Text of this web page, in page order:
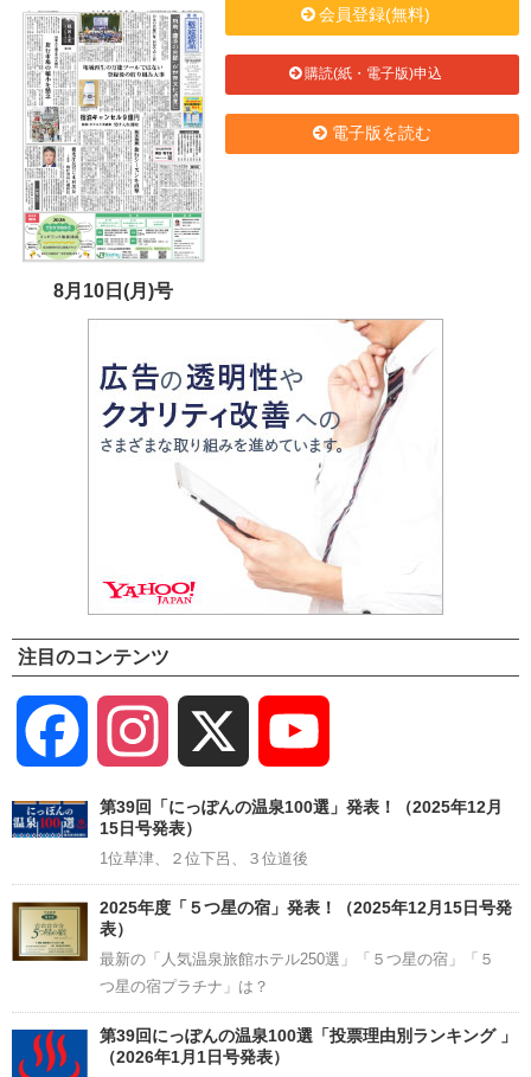
8月10日(月)号
会員登録(無料)
購読(紙・電子版)申込
電子版を読む
注目のコンテンツ
Facebook Instagram
Channel
第39回「にっぽんの温泉100選」発表！（2025年12月
15日号発表）
1位草津、２位下呂、３位道後
2025年度「５つ星の宿」発表！（2025年12月15日号発
表）
最新の「人気温泉旅館ホテル250選」「５つ星の宿」「５
つ星の宿プラチナ」は？
第39回にっぽんの温泉100選「投票理由別ランキング 」
（2026年1月1日号発表）